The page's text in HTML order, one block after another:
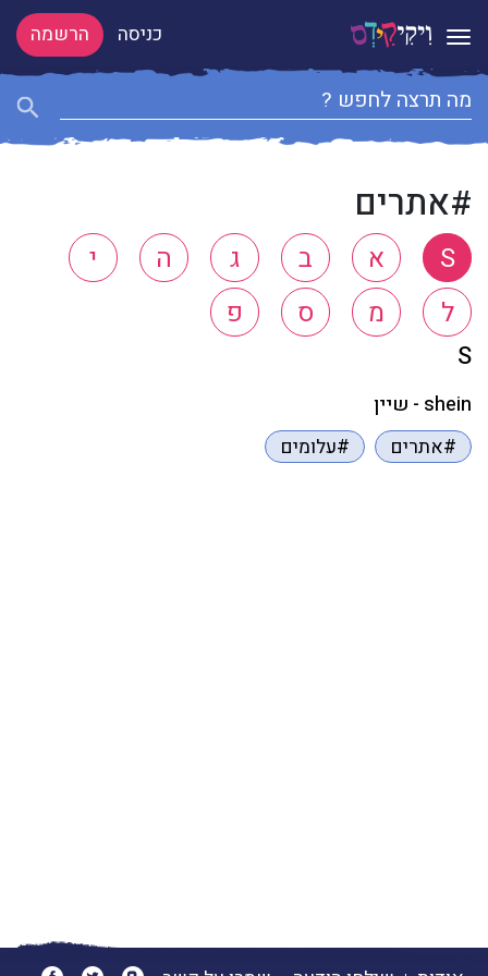
Toggle navigation כניסה הרשמה
#אתרים
S א ב ג ה
י
ל
מ ס פ
S
shein - שיין
#אתרים
#עלומים